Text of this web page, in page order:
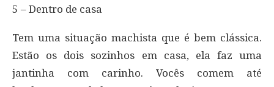
5 – Dentro de casa
Tem uma situação machista que é bem clássica.
Estão os dois sozinhos em casa, ela faz uma
jantinha com carinho. Vocês comem até